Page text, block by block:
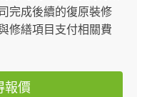
完成後續的復原裝修
修繕項目支付相關費
報價